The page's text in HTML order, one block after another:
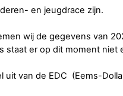
en jeugdrace zijn.
wij de gegevens van
staat er op dit moment niet
uit van de EDC (Eems-